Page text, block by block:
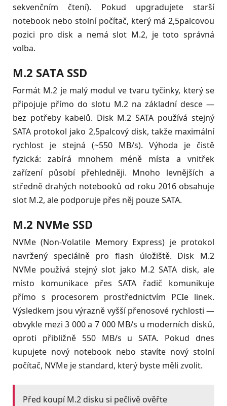
sekvenčním čtení). Pokud upgradujete starší
notebook nebo stolní počítač, který má 2,5palcovou
pozici pro disk a nemá slot M.2, je toto správná
volba.
M.2 SATA SSD
Formát M.2 je malý modul ve tvaru tyčinky, který se
připojuje přímo do slotu M.2 na základní desce —
bez potřeby kabelů. Disk M.2 SATA používá stejný
SATA protokol jako 2,5palcový disk, takže maximální
rychlost je stejná (~550 MB/s). Výhoda je čistě
fyzická: zabírá mnohem méně místa a vnitřek
zařízení působí přehledněji. Mnoho levnějších a
středně drahých notebooků od roku 2016 obsahuje
slot M.2, ale podporuje přes něj pouze SATA.
M.2 NVMe SSD
NVMe (Non-Volatile Memory Express) je protokol
navržený speciálně pro flash úložiště. Disk M.2
NVMe používá stejný slot jako M.2 SATA disk, ale
místo komunikace přes SATA řadič komunikuje
přímo s procesorem prostřednictvím PCIe linek.
Výsledkem jsou výrazně vyšší přenosové rychlosti —
obvykle mezi 3 000 a 7 000 MB/s u moderních disků,
oproti přibližně 550 MB/s u SATA. Pokud dnes
kupujete nový notebook nebo stavíte nový stolní
počítač, NVMe je standard, který byste měli zvolit.
Před koupí M.2 disku si pečlivě ověřte